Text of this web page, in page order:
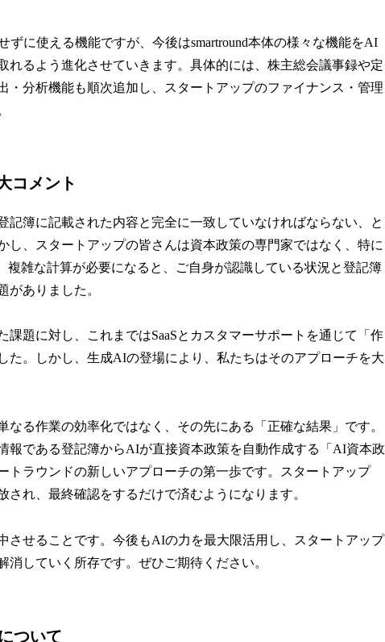
ずに使える機能ですが、今後はsmartround本体の様々な機能をAI
れるよう進化させていきます。具体的には、株主総会議事録や定
・分析機能も順次追加し、スタートアップのファイナンス・管理
コメント
記簿に記載された内容と完全に一致していなければならない、と
し、スタートアップの皆さんは資本政策の専門家ではなく、特に
複雑な計算が必要になると、ご自身が認識している状況と登記簿
がありました。
課題に対し、これまではSaaSとカスタマーサポートを通じて「作
た。しかし、生成AIの登場により、私たちはそのアプローチを大
なる作業の効率化ではなく、その先にある「正確な結果」です。
報である登記簿からAIが直接資本政策を自動作成する「AI資本政
トラウンドの新しいアプローチの第一歩です。スタートアップ
れ、最終確認をするだけで済むようになります。
させることです。今後もAIの力を最大限活用し、スタートアップ
消していく所存です。ぜひご期待ください。
ついて